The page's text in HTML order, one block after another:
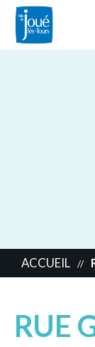
ACCUEIL //
RUE